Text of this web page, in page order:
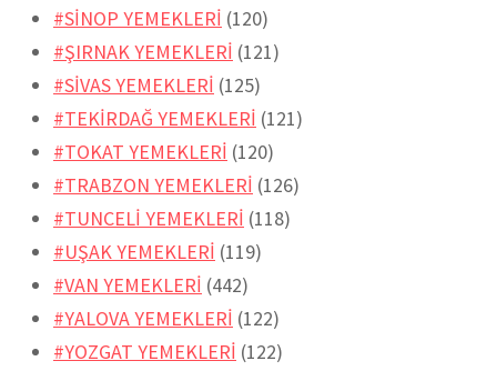
#SİNOP YEMEKLERİ (120)
#ŞIRNAK YEMEKLERİ (121)
#SİVAS YEMEKLERİ (125)
#TEKİRDAĞ YEMEKLERİ (121)
#TOKAT YEMEKLERİ (120)
#TRABZON YEMEKLERİ (126)
#TUNCELİ YEMEKLERİ (118)
#UŞAK YEMEKLERİ (119)
#VAN YEMEKLERİ (442)
#YALOVA YEMEKLERİ (122)
#YOZGAT YEMEKLERİ (122)